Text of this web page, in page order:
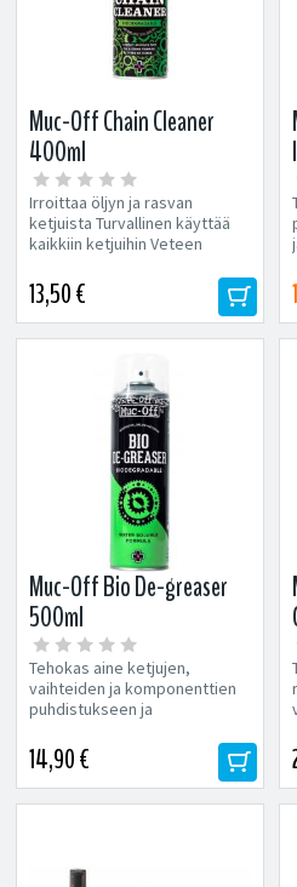
Muc-Off Chain Cleaner
400ml
Irroittaa öljyn ja rasvan
ketjuista Turvallinen käyttää
kaikkiin ketjuihin Veteen
ja liuotin...
13,50 €
Muc-Off Bio De-greaser
500ml
Tehokas aine ketjujen,
vaihteiden ja komponenttien
puhdistukseen ja
rasvan ja lian...
14,90 €